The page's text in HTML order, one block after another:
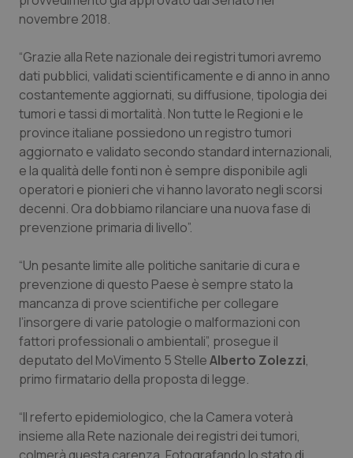
Lombardia
Marche
Molise
Piemonte
Provincia Autonoma di Bolzano
Provincia Autonoma di Trento
Puglia
Sardegna
Sicilia
Toscana
Umbria
Dolore
Donna & Salute
Epatiti
HIV
Infezioni & Febbre
Ipertensione & Scompenso
Malattie rare
Malattia di Crohn & Rettocolite Ulcerosa
Neuroscienze & patologie neurodegenerative
Obesità
Oftalmologia
novembre 2018.
“Grazie alla Rete nazionale dei registri tumori avremo
dati pubblici, validati scientificamente e di anno in anno
costantemente aggiornati, su diffusione, tipologia dei
tumori e tassi di mortalità. Non tutte le Regioni e le
province italiane possiedono un registro tumori
aggiornato e validato secondo standard internazionali,
e la qualità delle fonti non è sempre disponibile agli
operatori e pionieri che vi hanno lavorato negli scorsi
decenni. Ora dobbiamo rilanciare una nuova fase di
prevenzione primaria di livello”.
“Un pesante limite alle politiche sanitarie di cura e
prevenzione di questo Paese è sempre stato la
mancanza di prove scientifiche per collegare
l’insorgere di varie patologie o malformazioni con
fattori professionali o ambientali”, prosegue il
deputato del MoVimento 5 StelleAlberto Zolezzi,
primo firmatario della proposta di legge.
“Il referto epidemiologico, che la Camera voterà
insieme alla Rete nazionale dei registri dei tumori,